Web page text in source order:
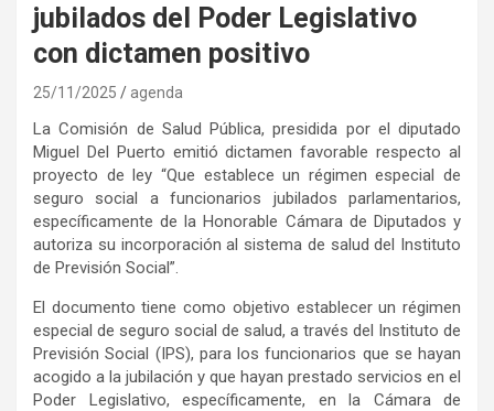
jubilados del Poder Legislativo
con dictamen positivo
25/11/2025 agenda
La Comisión de Salud Pública, presidida por el diputado
Miguel Del Puerto emitió dictamen favorable respecto al
proyecto de ley “Que establece un régimen especial de
seguro social a funcionarios jubilados parlamentarios,
específicamente de la Honorable Cámara de Diputados y
autoriza su incorporación al sistema de salud del Instituto
de Previsión Social”.
El documento tiene como objetivo establecer un régimen
especial de seguro social de salud, a través del Instituto de
Previsión Social (IPS), para los funcionarios que se hayan
acogido a la jubilación y que hayan prestado servicios en el
Poder Legislativo, específicamente, en la Cámara de